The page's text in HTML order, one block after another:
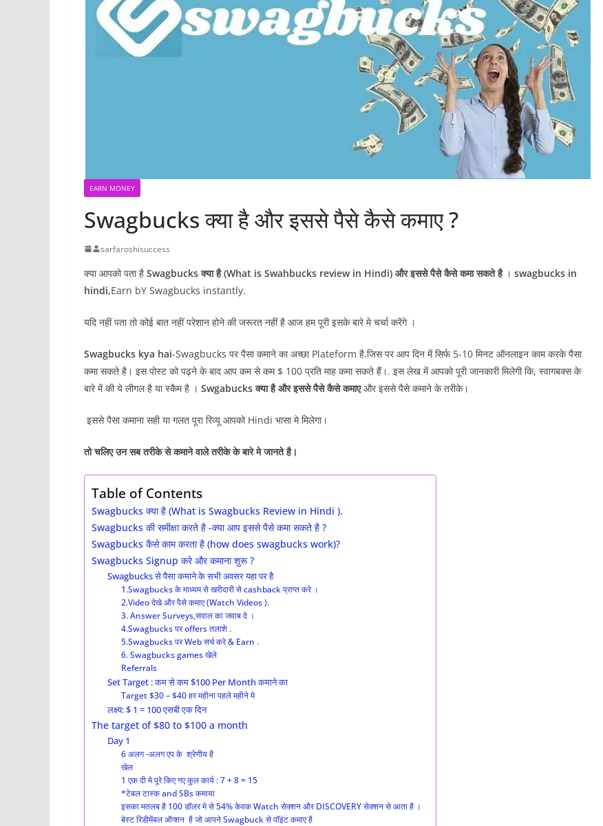
EARN MONEY
Swagbucks क्या है और इससे पैसे कैसे कमाए ?
sarfaroshisuccess
क्या आपको पता है Swagbucks क्या है (What is Swahbucks review in Hindi) और इससे पैसे कैसे कमा सकते है। swagbucks in
hindi,Earn bY Swagbucks instantly.
यदि नहीं पता तो कोई बात नहीं परेशान होने की जरूरत नहीं है आज हम पूरी इसके बारे मे चर्चा करेंगे ।
Swagbucks kya hai-Swagbucks पर पैसा कमाने का अच्छा Plateform है.जिस पर आप दिन में सिर्फ 5-10 मिनट ऑनलाइन काम करके पैसा
कमा सकते है। इस पोस्ट को पढ़ने के बाद आप कम से कम $ 100 प्रति माह कमा सकते हैं।. इस लेख में आपको पूरी जानकारी मिलेगी कि, स्वागबक्स के
बारे में की ये लीगल है या स्कैम है । Swgabucks क्या है और इससे पैसे कैसे कमाएऔर इससे पैसे कमाने के तरीके।
इससे पैसा कमाना सही या गलत पूरा रिव्यू आपको Hindi भासा मे मिलेगा।
तो चलिए उन सब तरीके से कमाने वाले तरीके के बारे मे जानते है।
Table of Contents
Swagbucks क्या है (What is Swagbucks Review in Hindi ).
Swagbucks की समीक्षा करते है -क्या आप इससे पैसे कमा सकते है ?
Swagbucks कैसे काम करता है (how does swagbucks work)?
Swagbucks Signup करे और कमाना शुरू ?
Swagbucks से पैसा कमाने के सभी अवसर यहा पर है
1.Swagbucks के माध्यम से खरीदारी से cashback प्राप्त करे ।
2.Video देखे और पैसे कमाए (Watch Videos ).
3. Answer Surveys,सवाल का जवाब दे ।
4.Swagbucks पर offers तलाशे .
5.Swagbucks पर Web सर्च करे & Earn .
6. Swagbucks games खेले
Referrals
Set Target : कम से कम $100 Per Month कमाने का
Target $30 – $40 हर महीना पहले महीने मे
लक्ष्य: $ 1 = 100 एसबी एक दिन
The target of $80 to $100 a month
Day 1
6 अलग -अलग एप के श्रेणीय है
खेल
1 एक दी मे पूरे किए गए कुल कार्य : 7 + 8 = 15
*टेबल टास्क and SBs कमाया
इसका मतलब है 100 डॉलर मे से 54% केवक Watch सेक्शन और DISCOVERY सेक्शन से आता है ।
बेस्ट रिडीमेंबल ऑप्शन है जो आपने Swagbuck से पॉइंट कमाए है